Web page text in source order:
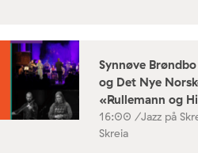
Synnøve
og Det Nye
«Rullemann og
16:00 /Jazz på
Skreia